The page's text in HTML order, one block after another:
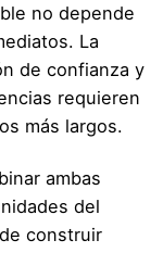
no depende
La
de confianza y
requieren
más largos.
ambas
del
construir